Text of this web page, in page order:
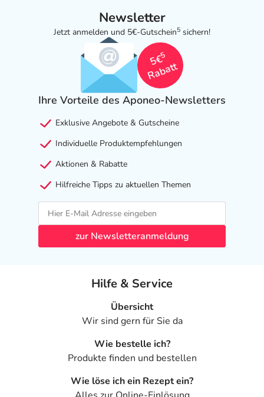
Newsletter
Jetzt anmelden und 5€-Gutschein5 sichern!
5€
5
Rabatt
Ihre Vorteile des Aponeo-Newsletters
Exklusive Angebote & Gutscheine
Individuelle Produktempfehlungen
Aktionen & Rabatte
Hilfreiche Tipps zu aktuellen Themen
zur Newsletteranmeldung
Hilfe & Service
Übersicht
Wir sind gern für Sie da
Wie bestelle ich?
Produkte finden und bestellen
Wie löse ich ein Rezept ein?